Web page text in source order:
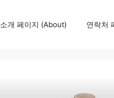
소개 페이지 (About) 연락처